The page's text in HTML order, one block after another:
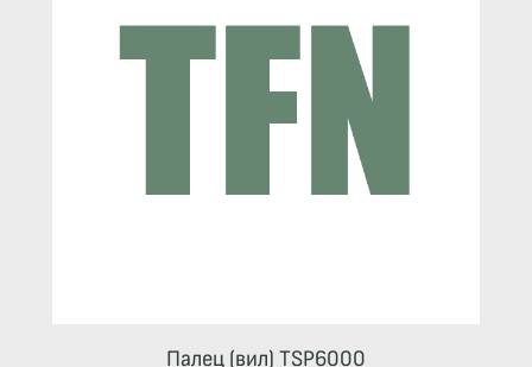
Палец (вил) TSP6000